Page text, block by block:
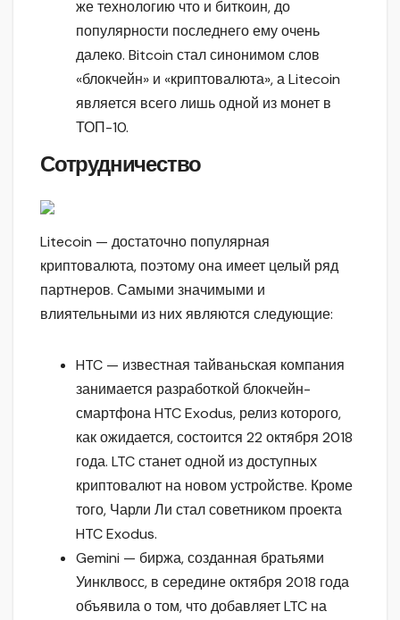
же технологию что и биткоин, до
популярности последнего ему очень
далеко. Bitcoin стал синонимом слов
«блокчейн» и «криптовалюта», а Litecoin
является всего лишь одной из монет в
ТОП-10.
Сотрудничество
Litecoin — достаточно популярная
криптовалюта, поэтому она имеет целый ряд
партнеров. Самыми значимыми и
влиятельными из них являются следующие:
HTC — известная тайваньская компания
занимается разработкой блокчейн-
смартфона HTC Exodus, релиз которого,
как ожидается, состоится 22 октября 2018
года. LTC станет одной из доступных
криптовалют на новом устройстве. Кроме
того, Чарли Ли стал советником проекта
HTC Exodus.
Gemini — биржа, созданная братьями
Уинклвосс, в середине октября 2018 года
объявила о том, что добавляет LTC на